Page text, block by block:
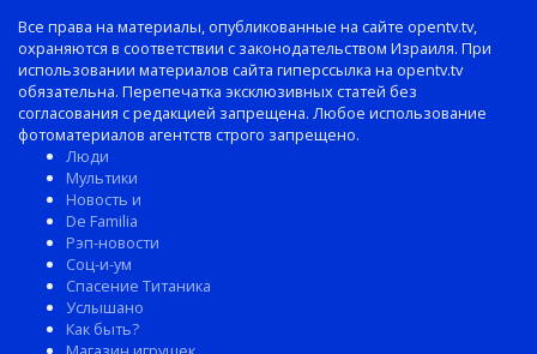
Все права на материалы, опубликованные на сайте opentv.tv,
охраняются в соответствии с законодательством Израиля. При
использовании материалов сайта гиперссылка на opentv.tv
обязательна. Перепечатка эксклюзивных статей без
согласования с редакцией запрещена. Любое использование
фотоматериалов агентств строго запрещено.
Люди
Мультики
Новость и
De Familia
Рэп-новости
Соц-и-ум
Спасение Титаника
Услышано
Как быть?